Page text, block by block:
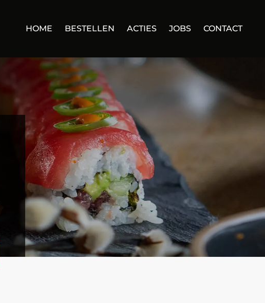
HOME BESTELLEN ACTIES JOBS CONTACT